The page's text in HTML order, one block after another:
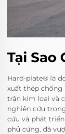
Tại Sao
Hard-plate® là
xuất thép
trận kim loại và
nghiên cứu
cứu và phát
phủ cứng, đã